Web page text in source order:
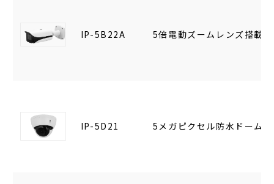
IP-5B22A 5倍電動ズームレンズ搭載5
IP-5D21 5メガピクセル防水ドーム